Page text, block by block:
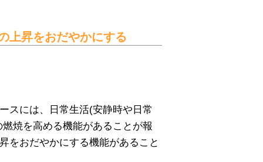
上昇をおだやかにする
スには、日常生活(安静時や日常
焼を高める機能があることが報
をおだやかにする機能があること